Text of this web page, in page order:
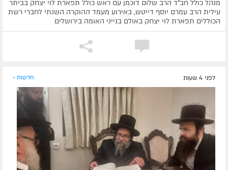
מנהל כולל חב"ד הרב שלום דוכמן עם ראש כולל תפארת לוי יצחק בביתר
עילית הרב עמרם יוסף דייטש, באירוע מעמד ההוקרה השנתי לחברי רשת
הכוללים תפארת לוי יצחק באולם בנייני האומה בירושלים
לפני 4 שעות חדשות »